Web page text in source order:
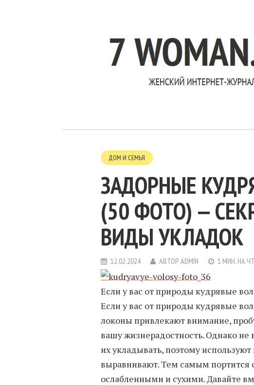
ДОМ И СЕМЬЯ
ЗАДОРНЫЕ
(50 ФОТО) —
ВИДЫ УКЛАДОК
12.02.2024 АВТОР ADMIN 1 МИН. НА
Если у вас от природы кудрявые
Если у вас от природы кудрявые
локоны привлекают внимание,
вашу жизнерадостность. Однако
их укладывать, поэтому
выравнивают. Тем самым портится
ослабленными и сухими. Давайте